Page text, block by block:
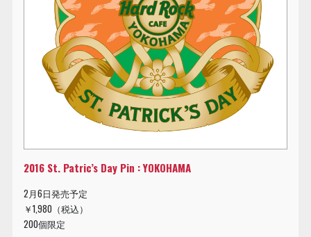
2016 St. Patric’s Day Pin : YOKOHAMA
2月6日発売予定
￥1,980（税込）
200個限定